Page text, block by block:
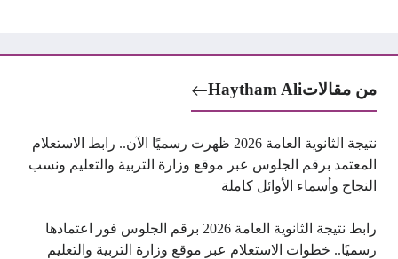
من مقالاتHaytham Ali
نتيجة الثانوية العامة 2026 ظهرت رسميًا الآن.. رابط الاستعلام
المعتمد برقم الجلوس عبر موقع وزارة التربية والتعليم ونسب
النجاح وأسماء الأوائل كاملة
رابط نتيجة الثانوية العامة 2026 برقم الجلوس فور اعتمادها
رسميًا.. خطوات الاستعلام عبر موقع وزارة التربية والتعليم